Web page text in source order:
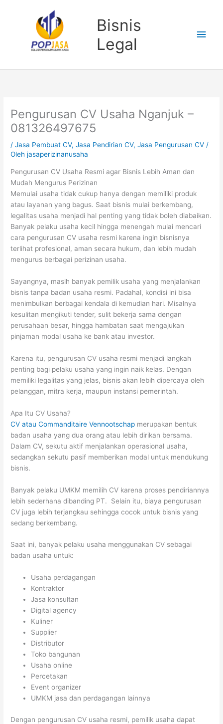
Bisnis
Legal
Pengurusan CV Usaha Nganjuk –
081326497675
/Jasa Pembuat CV,Jasa Pendirian CV,Jasa Pengurusan CV /
Olehjasaperizinanusaha
Pengurusan CV Usaha Resmi agar Bisnis Lebih Aman dan
Mudah Mengurus Perizinan
Memulai usaha tidak cukup hanya dengan memiliki produk
atau layanan yang bagus. Saat bisnis mulai berkembang,
legalitas usaha menjadi hal penting yang tidak boleh diabaikan.
Banyak pelaku usaha kecil hingga menengah mulai mencari
cara pengurusan CV usaha resmi karena ingin bisnisnya
terlihat profesional, aman secara hukum, dan lebih mudah
mengurus berbagai perizinan usaha.
Sayangnya, masih banyak pemilik usaha yang menjalankan
bisnis tanpa badan usaha resmi. Padahal, kondisi ini bisa
menimbulkan berbagai kendala di kemudian hari. Misalnya
kesulitan mengikuti tender, sulit bekerja sama dengan
perusahaan besar, hingga hambatan saat mengajukan
pinjaman modal usaha ke bank atau investor.
Karena itu, pengurusan CV usaha resmi menjadi langkah
penting bagi pelaku usaha yang ingin naik kelas. Dengan
memiliki legalitas yang jelas, bisnis akan lebih dipercaya oleh
pelanggan, mitra kerja, maupun instansi pemerintah.
Apa Itu CV Usaha?
CV atau Commanditaire Vennootschap merupakan bentuk
badan usaha yang dua orang atau lebih dirikan bersama.
Dalam CV, sekutu aktif menjalankan operasional usaha,
sedangkan sekutu pasif memberikan modal untuk mendukung
bisnis.
Banyak pelaku UMKM memilih CV karena proses pendiriannya
lebih sederhana dibanding PT. Selain itu, biaya pengurusan
CV juga lebih terjangkau sehingga cocok untuk bisnis yang
sedang berkembang.
Saat ini, banyak pelaku usaha menggunakan CV sebagai
badan usaha untuk:
Usaha perdagangan
Kontraktor
Jasa konsultan
Digital agency
Kuliner
Supplier
Distributor
Toko bangunan
Usaha online
Percetakan
Event organizer
UMKM jasa dan perdagangan lainnya
Dengan pengurusan CV usaha resmi, pemilik usaha dapat